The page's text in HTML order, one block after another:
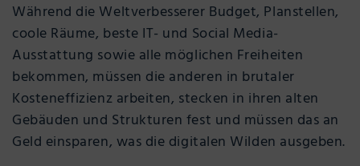
Während die Weltverbesserer Budget, Planstellen,
coole Räume, beste IT- und Social Media-
Ausstattung sowie alle möglichen Freiheiten
bekommen, müssen die anderen in brutaler
Kosteneffizienz arbeiten, stecken in ihren alten
Gebäuden und Strukturen fest und müssen das an
Geld einsparen, was die digitalen Wilden ausgeben.